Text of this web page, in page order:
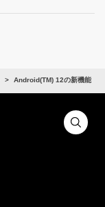
Android(TM) 12の新機能